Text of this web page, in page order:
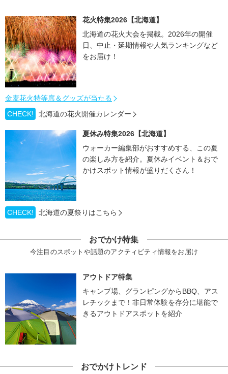
花火特集2026【北海道】
北海道の花火大会を掲載。2026年の開催
日、中止・延期情報や人気ランキングなど
をお届け！
金麦花火特等席＆グッズが当たる
CHECK!
北海道の花火開催カレンダー
夏休み特集2026【北海道】
ウォーカー編集部がおすすめする、この夏
の楽しみ方を紹介。夏休みイベント＆おで
かけスポット情報が盛りだくさん！
CHECK! 北海道の夏祭りはこちら
おでかけ特集
今注目のスポットや話題のアクティビティ情報をお届け
アウトドア特集
キャンプ場、グランピングからBBQ、アス
レチックまで！非日常体験を存分に堪能で
きるアウトドアスポットを紹介
おでかけトレンド